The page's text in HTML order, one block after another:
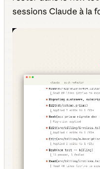
sessions Claude à la